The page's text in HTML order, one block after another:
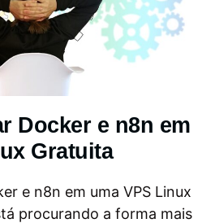
Docker e n8n em
Gratuita
e n8n em uma VPS Linux
procurando a forma mais